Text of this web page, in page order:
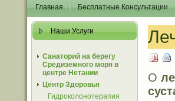
Главная Бесплатные Консультации
Наши Услуги
Санаторий на берегу
Средиземного моря в
центре Нетании
Центр Здоровья
Гидроколонотерапия
О